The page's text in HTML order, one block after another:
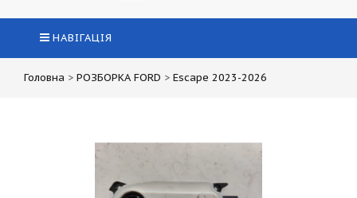
НАВІГАЦІЯ
Головна > РОЗБОРКА FORD > Escape 2023-2026